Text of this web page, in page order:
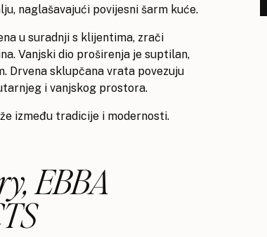
naglašavajući povijesni šarm kuće.
u suradnji s klijentima, zrači
Vanjski dio proširenja je suptilan,
Drvena sklupčana vrata povezuju
i vanjskog prostora.
između tradicije i modernosti.
EBBA